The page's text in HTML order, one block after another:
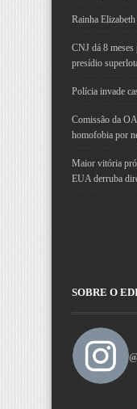
Rainha
CNJ dá 8
presídio
Polícia invade
Comissão da
homofobia por
Maior vitória
EUA derruba
SOBRE O